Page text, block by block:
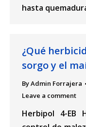
hasta
¿Qué
sorgo y el
ByAdmin Forrajera
Leave a comment
Herbipol 4-EB